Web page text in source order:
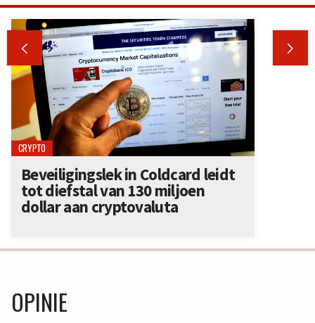
 
CRYPTO
Beveiligingslek in Coldcard leidt
tot diefstal van 130 miljoen
dollar aan cryptovaluta
OPINIE